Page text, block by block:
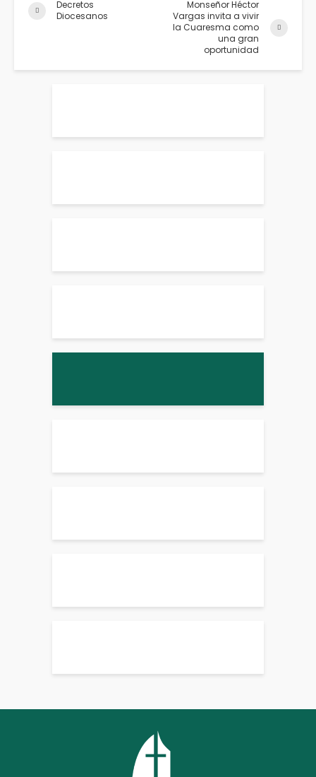
Decretos
Diocesanos
Monseñor Héctor
Vargas invita a vivir
la Cuaresma como
una gran
oportunidad